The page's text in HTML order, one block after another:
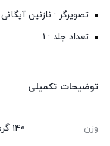
تصویرگر : نازنین آیگانی
تعداد جلد : 1
توضیحات تکمیلی
وزن 140 گرم